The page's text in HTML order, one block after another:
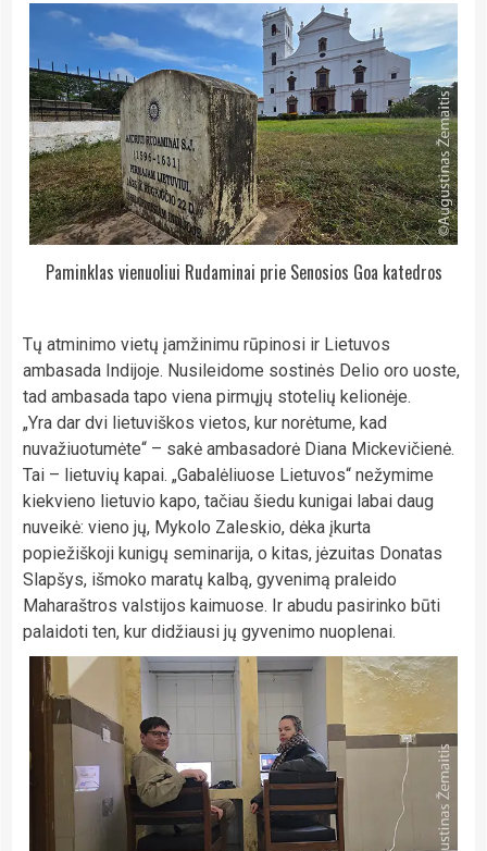
Paminklas vienuoliui Rudaminai prie Senosios Goa katedros
Tų atminimo vietų įamžinimu rūpinosi ir Lietuvos
ambasada Indijoje. Nusileidome sostinės Delio oro uoste,
tad ambasada tapo viena pirmųjų stotelių kelionėje.
„Yra dar dvi lietuviškos vietos, kur norėtume, kad
nuvažiuotumėte“ – sakė ambasadorė Diana Mickevičienė.
Tai – lietuvių kapai. „Gabalėliuose Lietuvos“ nežymime
kiekvieno lietuvio kapo, tačiau šiedu kunigai labai daug
nuveikė: vieno jų, Mykolo Zaleskio, dėka įkurta
popiežiškoji kunigų seminarija, o kitas, jėzuitas Donatas
Slapšys, išmoko maratų kalbą, gyvenimą praleido
Maharaštros valstijos kaimuose. Ir abudu pasirinko būti
palaidoti ten, kur didžiausi jų gyvenimo nuoplenai.